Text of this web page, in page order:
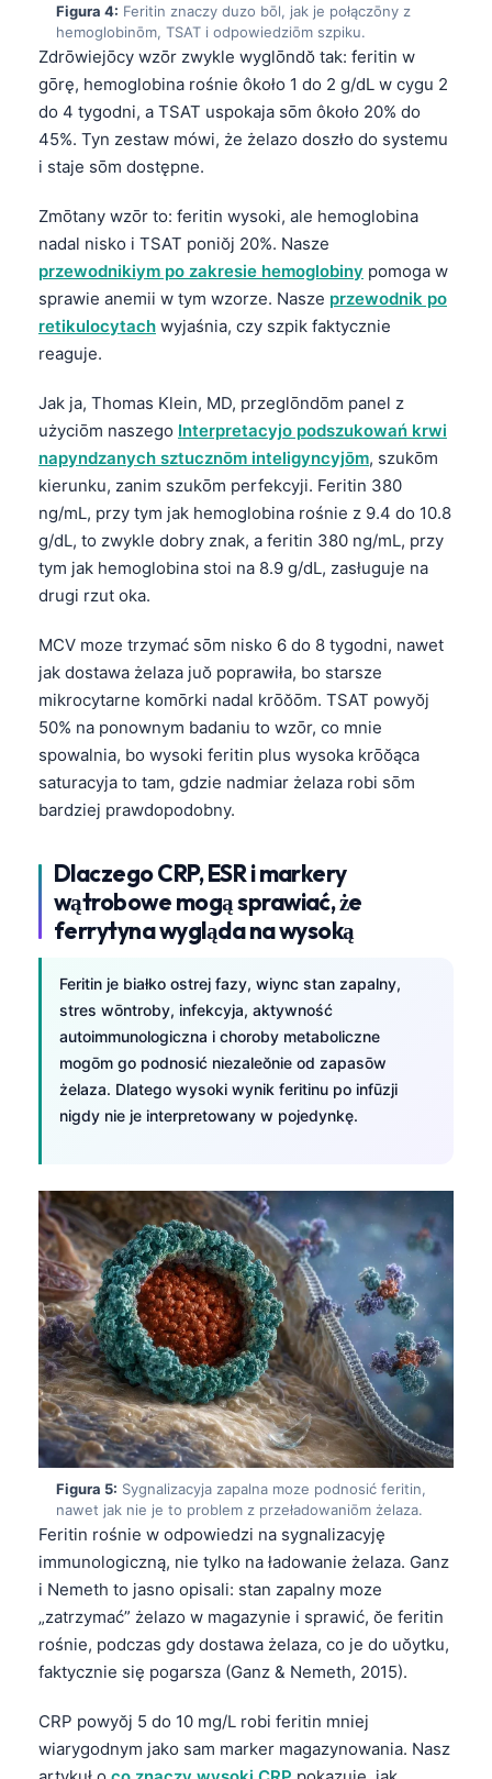
Figura 4: Feritin znaczy duzo bōl, jak je połączōny z
hemoglobinōm, TSAT i odpowiedziōm szpiku.
Zdrōwiejōcy wzōr zwykle wyglōndŏ tak: feritin w
gōrę, hemoglobina rośnie ôkoło 1 do 2 g/dL w cygu 2
do 4 tygodni, a TSAT uspokaja sōm ôkoło 20% do
45%. Tyn zestaw mówi, że żelazo doszło do systemu
i staje sōm dostępne.
Zmōtany wzōr to: feritin wysoki, ale hemoglobina
nadal nisko i TSAT poniŏj 20%. Nasze
przewodnikiym po zakresie hemoglobiny pomoga w
sprawie anemii w tym wzorze. Nasze przewodnik po
retikulocytach wyjaśnia, czy szpik faktycznie
reaguje.
Jak ja, Thomas Klein, MD, przeglōndōm panel z
użyciōm naszego Interpretacyjo podszukowań krwi
napyndzanych sztucznōm inteligyncyjōm, szukōm
kierunku, zanim szukōm perfekcyji. Feritin 380
ng/mL, przy tym jak hemoglobina rośnie z 9.4 do 10.8
g/dL, to zwykle dobry znak, a feritin 380 ng/mL, przy
tym jak hemoglobina stoi na 8.9 g/dL, zasługuje na
drugi rzut oka.
MCV moze trzymać sōm nisko 6 do 8 tygodni, nawet
jak dostawa żelaza juŏ poprawiła, bo starsze
mikrocytarne komōrki nadal krōŏōm. TSAT powyŏj
50% na ponownym badaniu to wzōr, co mnie
spowalnia, bo wysoki feritin plus wysoka krōŏąca
saturacyja to tam, gdzie nadmiar żelaza robi sōm
bardziej prawdopodobny.
Dlaczego CRP, ESR i markery
wątrobowe mogą sprawiać, że
ferrytyna wygląda na wysoką
Feritin je białko ostrej fazy, wiync stan zapalny,
stres wōntroby, infekcyja, aktywność
autoimmunologiczna i choroby metaboliczne
mogōm go podnosić niezaleŏnie od zapasōw
żelaza. Dlatego wysoki wynik feritinu po infūzji
nigdy nie je interpretowany w pojedynkę.
Figura 5: Sygnalizacyja zapalna moze podnosić feritin,
nawet jak nie je to problem z przeładowaniōm żelaza.
Feritin rośnie w odpowiedzi na sygnalizacyję
immunologiczną, nie tylko na ładowanie żelaza. Ganz
i Nemeth to jasno opisali: stan zapalny moze
„zatrzymać” żelazo w magazynie i sprawić, ŏe feritin
rośnie, podczas gdy dostawa żelaza, co je do uŏytku,
faktycznie się pogarsza (Ganz & Nemeth, 2015).
CRP powyŏj 5 do 10 mg/L robi feritin mniej
wiarygodnym jako sam marker magazynowania. Nasz